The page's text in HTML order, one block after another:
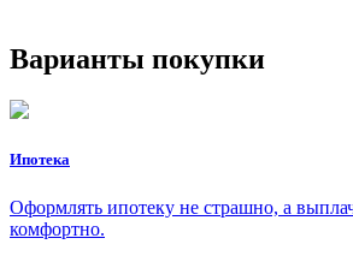
Варианты покупки
Ипотека
Оформлять ипотеку не страшно, а
комфортно.